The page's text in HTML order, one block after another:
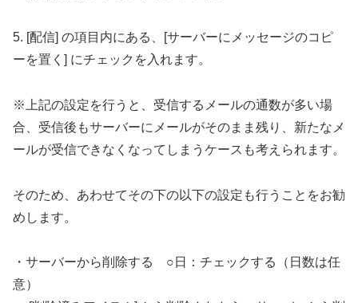
5. [配信] の項目内にある、[サーバーにメッセージのコピ
ーを置く] にチェックを入れます。
※上記の設定を行うと、受信するメールの通数が多い場
合、受信後もサーバーにメールがそのまま残り、新たなメ
ールが受信できなくなってしまうケースも考えられます。
そのため、あわせてその下の以下の設定も行うことをお勧
めします。
・サーバーから削除する ○日：チェックする（日数は任
意）